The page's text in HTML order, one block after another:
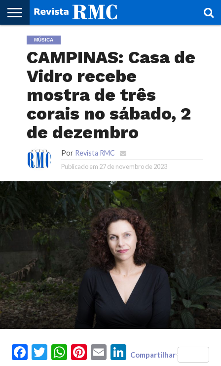
HOME
REVISTA
PROJETO
RMC – 20
ARTE &
NOTÍCIAS
EDIÇÕES
PARCEIROS
FAÇA
SEU
SITE!
FALEMÚSICA
CAMPINAS: Casa de
Vidro recebe
mostra de três
corais no sábado, 2
de dezembro
Por Revista RMC
Publicado em 27 de novembro de 2023
FacebookTwitterWhatsAppPinterest
Email LinkedIn
Compartilhar